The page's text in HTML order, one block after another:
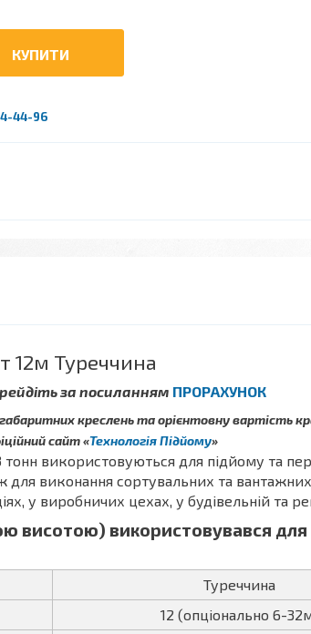
КУПИТИ
44-96
12м Туреччина
за посиланням ПРОРАХУНОК
креслень та орієнтовну вартість
сайт «Технологія Підйому»
тонн використовуються для підйому та
для виконання сортувальних та
у виробничих цехах, у будівельній та
висотою) використовувався для
Туреччина
12 (опціонально 6-